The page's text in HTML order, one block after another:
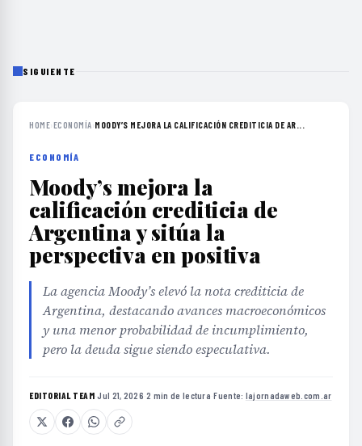
SIGUIENTE
HOME›ECONOMÍA›MOODY’S MEJORA LA CALIFICACIÓN CREDITICIA DE AR...
ECONOMÍA
Moody’s mejora la
calificación crediticia de
Argentina y sitúa la
perspectiva en positiva
La agencia Moody’s elevó la nota crediticia de
Argentina, destacando avances macroeconómicos
y una menor probabilidad de incumplimiento,
pero la deuda sigue siendo especulativa.
EDITORIAL TEAM·Jul 21, 2026·2 min de lectura·Fuente: lajornadaweb.com.ar